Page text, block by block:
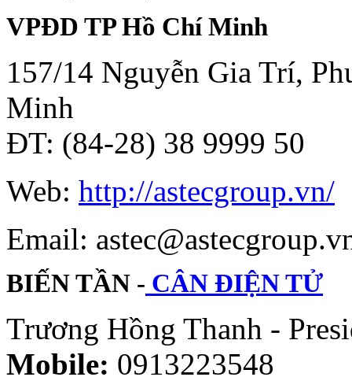
VPĐD TP Hồ Chí Minh
157/14 Nguyễn Gia Trí,
Minh
ĐT: (84-28) 38 9999 50
Web: http://astecgroup.vn/
Email:
BIẾN TẦN - CÂN ĐIỆN TỬ
Trương Hồng Thanh -
Mobile: 0913223548